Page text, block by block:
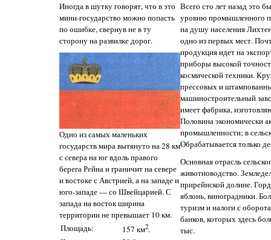
Иногда в шутку говорят, что в это
мини-государство можно попасть
по ошибке, свернув не в ту
сторону на развилке дорог.
Одно из самых маленьких
государств мира вытянуто на 28 км
с севера на юг вдоль правого
берега Рейна и граничит на севере
и востоке с Австрией, а на западе и
юго-западе — со Швейцарией. С
запада на восток ширина
территории не превышает 10 км.
Площадь:
157 км2.
Всего сто лет назад это
уровню промышленного
на душу населения
одно из первых мест.
продукция идет на
приборы высокой
космической техники.
прессовых и
машиностроительный
имеет фабрика,
Половина экономически
промышленности; в
Обрабатывается только
Основная отрасль
животноводство.
прирейнской долине.
яблонь, виноградники.
туризм и налоги с
банков, которых здесь
тыс.